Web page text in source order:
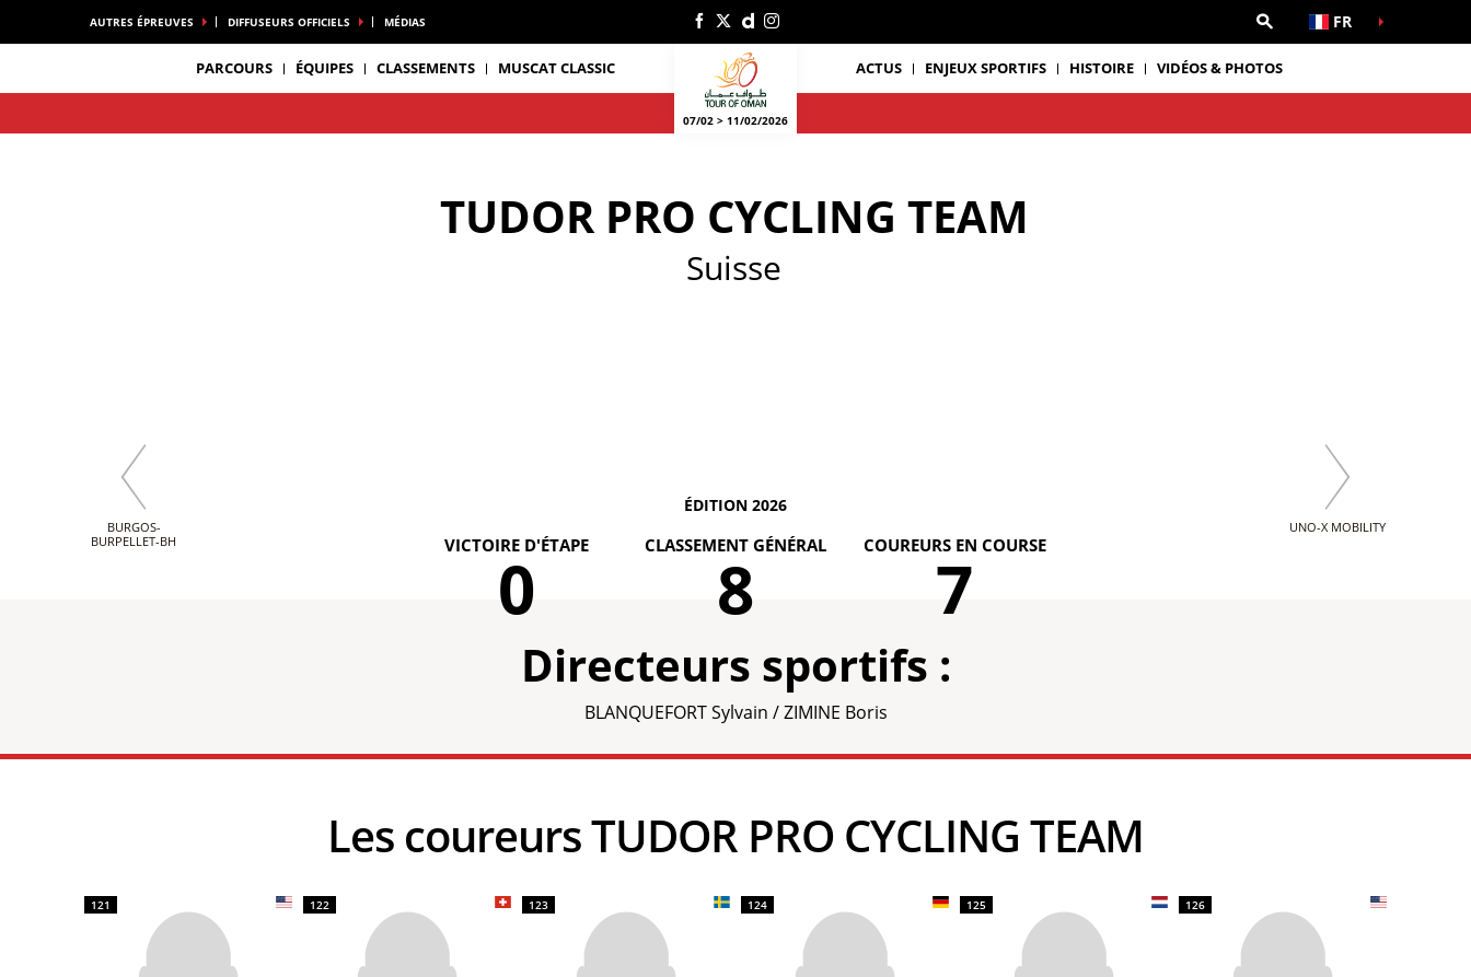
AUTRES ÉPREUVES DIFFUSEURS OFFICIELS MÉDIAS FR
PARCOURS ÉQUIPES CLASSEMENTS MUSCAT CLASSIC
07/02 > 11/02/2026
ACTUS ENJEUX SPORTIFS HISTOIRE VIDÉOS & PHOTOS
TUDOR PRO CYCLING TEAM
Suisse
ÉDITION 2026
VICTOIRE D'ÉTAPE
0 CLASSEMENT GÉNÉRAL
8 COUREURS EN COURSE
7
BURGOS-
BURPELLET-BH
UNO-X MOBILITY
Directeurs sportifs :
BLANQUEFORT Sylvain / ZIMINE Boris
Les coureurs TUDOR PRO CYCLING TEAM
121 122 123 124 125 126